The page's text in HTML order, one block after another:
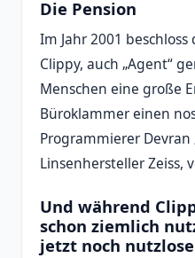
Die Pension
Im Jahr 2001
Clippy, auch „Agent“
Menschen eine große
Büroklammer einen
Programmierer
Linsenhersteller Zeiss,
Und während
schon ziemlich
jetzt noch